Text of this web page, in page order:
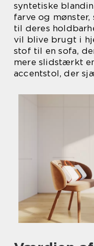
syntetiske
farve og mønster,
til deres
vil blive brugt i
stof til en sofa,
mere slidstærkt
accentstol, der